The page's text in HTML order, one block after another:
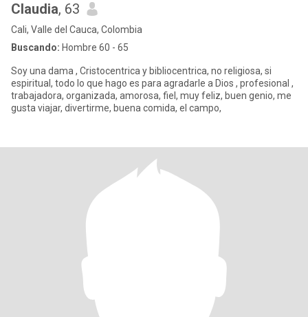
Claudia, 63
Cali, Valle del Cauca, Colombia
Buscando: Hombre 60 - 65
Soy una dama , Cristocentrica y bibliocentrica, no religiosa, si
espiritual, todo lo que hago es para agradarle a Dios , profesional ,
trabajadora, organizada, amorosa, fiel, muy feliz, buen genio, me
gusta viajar, divertirme, buena comida, el campo,